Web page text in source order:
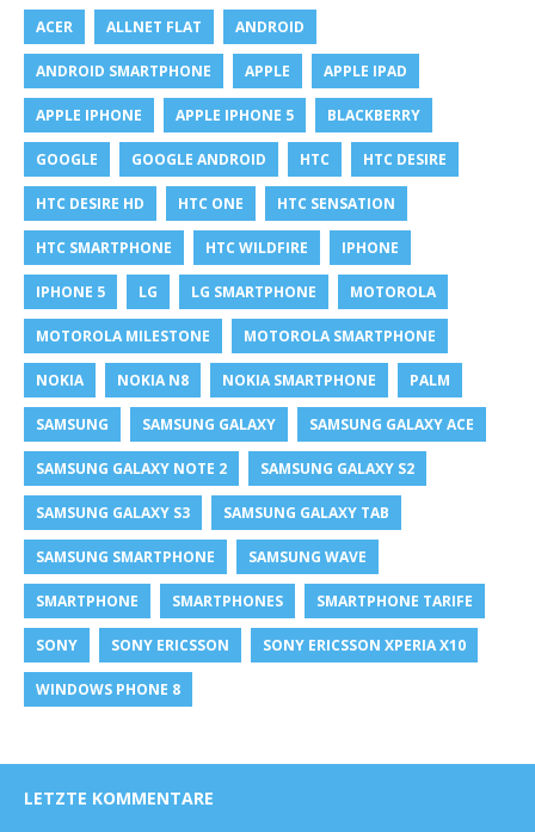
ACER ALLNET FLAT ANDROID
ANDROID SMARTPHONE APPLE APPLE IPAD
APPLE IPHONE APPLE IPHONE 5 BLACKBERRY
GOOGLE GOOGLE ANDROID HTC HTC DESIRE
HTC DESIRE HD HTC ONE HTC SENSATION
HTC SMARTPHONE HTC WILDFIRE IPHONE
IPHONE 5 LG LG SMARTPHONE MOTOROLA
MOTOROLA MILESTONE MOTOROLA SMARTPHONE
NOKIA NOKIA N8 NOKIA SMARTPHONE PALM
SAMSUNG SAMSUNG GALAXY SAMSUNG GALAXY ACE
SAMSUNG GALAXY NOTE 2 SAMSUNG GALAXY S2
SAMSUNG GALAXY S3 SAMSUNG GALAXY TAB
SAMSUNG SMARTPHONE SAMSUNG WAVE
SMARTPHONE SMARTPHONES SMARTPHONE TARIFE
SONY SONY ERICSSON SONY ERICSSON XPERIA X10
WINDOWS PHONE 8
LETZTE KOMMENTARE